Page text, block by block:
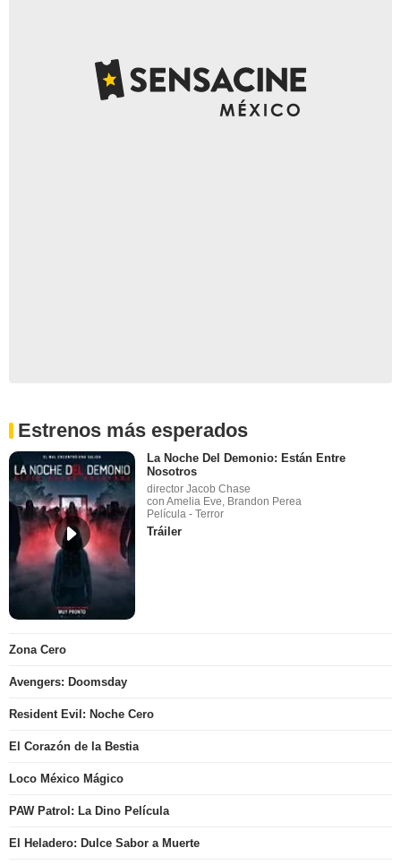
Estrenos más esperados
La Noche Del Demonio: Están Entre
Nosotros
director Jacob Chase
con Amelia Eve, Brandon Perea
Película - Terror
Tráiler
Zona Cero
Avengers: Doomsday
Resident Evil: Noche Cero
El Corazón de la Bestia
Loco México Mágico
PAW Patrol: La Dino Película
El Heladero: Dulce Sabor a Muerte